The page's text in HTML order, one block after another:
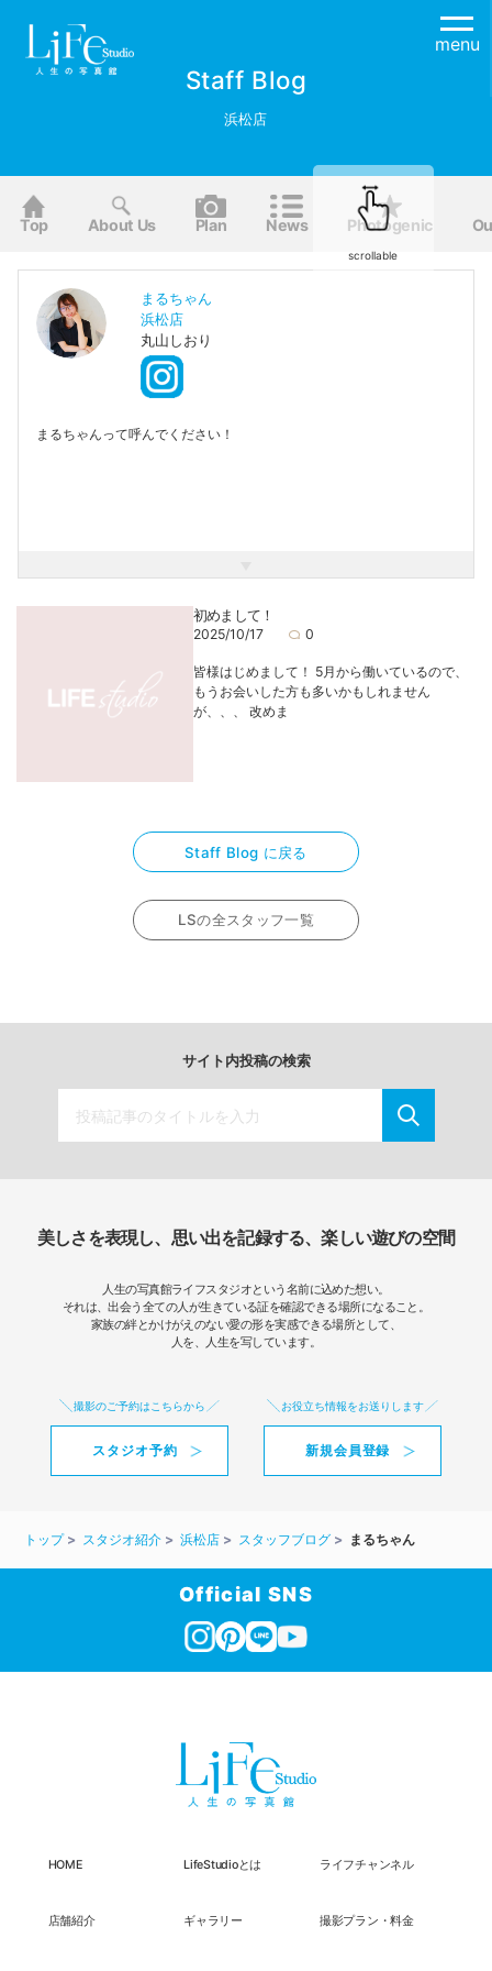
menu
Staff Blog
浜松店
Top About Us Plan News Photogenic
scrollable
まるちゃん
浜松店
丸山しおり
まるちゃんって呼んでください！
初めまして！
2025/10/17 0
皆様はじめまして！ 5月から働いているので、
もうお会いした方も多いかもしれません
が、、、 改めま
Staff Blog に戻る
LSの全スタッフ一覧
サイト内投稿の検索
美しさを表現し、思い出を記録する、楽しい遊びの空間
人生の写真館ライフスタジオという名前に込めた想い。
それは、出会う全ての人が生きている証を確認できる場所になること。
家族の絆とかけがえのない愛の形を実感できる場所として、
人を、人生を写しています。
撮影のご予約はこちらから
スタジオ予約
お役立ち情報をお送りします
新規会員登録
トップ スタジオ紹介 浜松店 スタッフブログ まるちゃん
Official SNS
HOME LifeStudioとは ライフチャンネル
店舗紹介 ギャラリー 撮影プラン・料金